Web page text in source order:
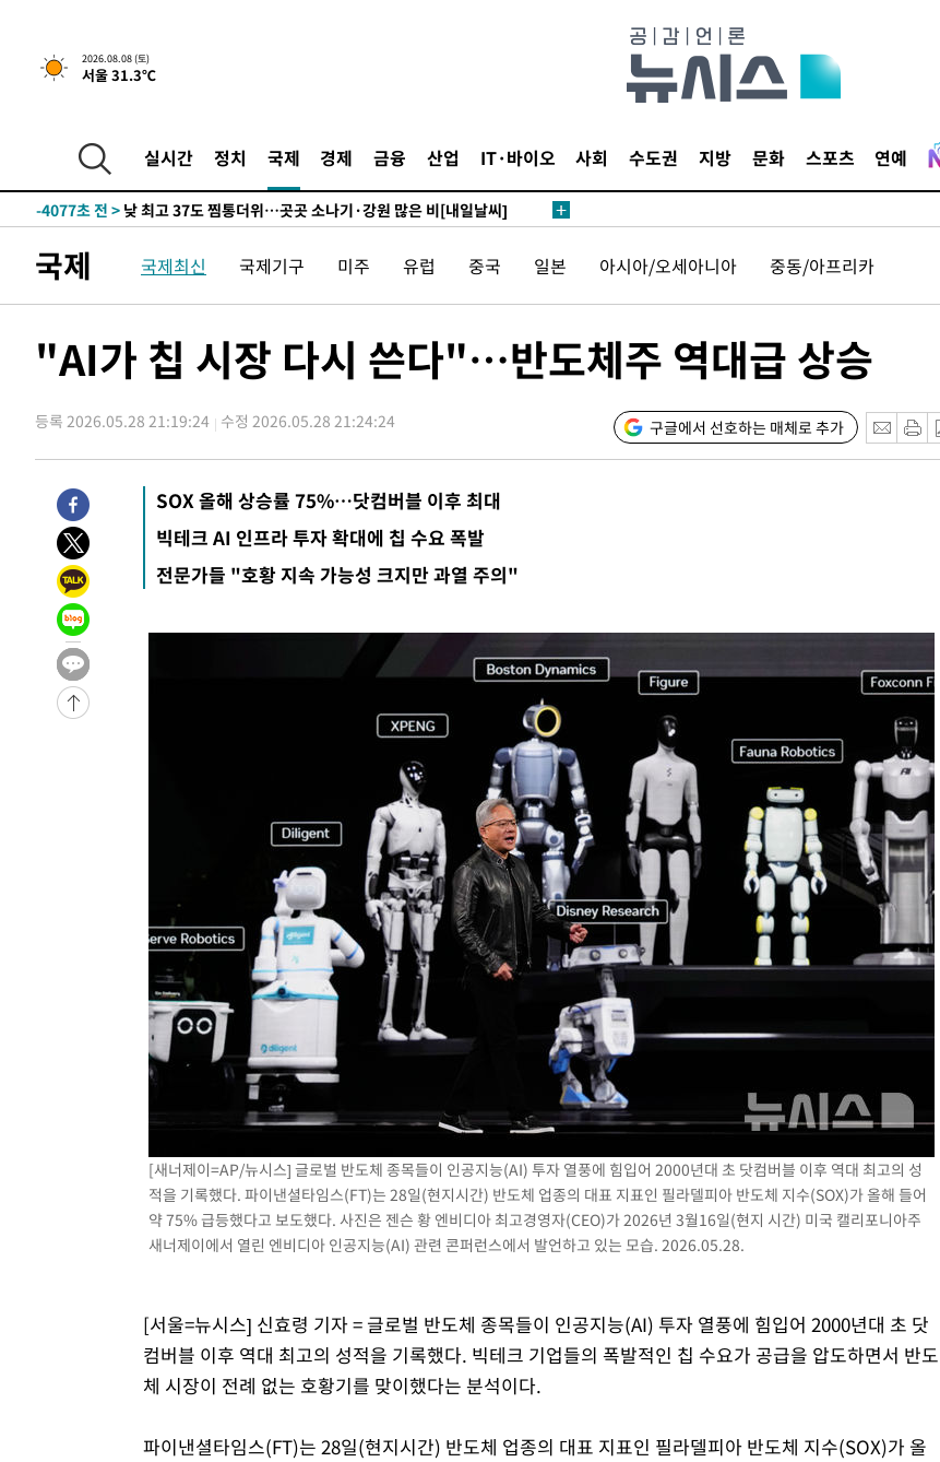
2026.08.08 (토)
서울 31.3℃
실시간 정치 국제 경제 금융 산업 IT·바이오 사회 수도권 지방 문화 스포츠 연예
실천"
-14611초 전 >이란, "오만과 '중앙 단일 루트' 합의…북쪽 인바운드·남쪽 아웃바
운드는 임시"
-6179초 전 >"낮 기온 소폭 하락"…수도권 폭염중대경보, 폭염경보로 하향
-6106초 전 >
[단독]중수청 지원 검사들, 정원 초과 시 낮은 계급 임용…희망지 못
-4077초 전 >
-2383초 전 > SK하이닉스, 용인·청주 팹에 54조 투자…"AI 메모리 수요 선제 대
25분 전 >
외국인 심판 성 접대 7경기 들여다보니…한국 축구 '5승 2무'
29분 전 >[속보]코스닥, 2.86포인트(0.36%) 내린 798.81마감
30분 전 >
[속보]원·달러 환율, 7.7원 내린 1416.1원 마감
1시간 전 >[속보]종합특검, '계엄 수용공간 확보' 신용해 前교정본부장 기소
1시간 전 >외신들도 주목한 韓축구 파문…"국민적 공분에 수사 재개"
1시간 전 >
11시간 압수수색에 성접대 파문까지…'쑥대밭' 된 축구협회
1시간 전 >
[속보]규제합리화위원회 부위원장에 김태유 서울대 공대 교수…이병태
후임
-23096초 전 >
이강인, 폭염 속 AT마드리드 첫 훈련…80명 식사 대접까지(종합)
-20235초 전 >
미 사업체 일자리, 7월에 2.3만개 순감하고 그 전 2개월 10.3만개
하향수정 (2보)
-19683초 전 >
-15546초 전 >
[속보]이 대통령 "부동산 공급 기존 사고방식 매달리지 말고 과감히
실천"
-14631초 전 >
이란, "오만과 '중앙 단일 루트' 합의…북쪽 인바운드·남쪽 아웃바
운드는 임시"
-6199초 전 >
[속보]이 대통령, '호우피해' 안동·의성 관할 4개 면 특별재난지역 선
[단독]중수청 지원 검사들, 정원 초과 시 낮은 계급 임용…희망지 못
낮 최고 37도 찜통더위…곳곳 소나기·강원 많은 비[내일날씨]
SK하이닉스, 용인·청주 팹에 54조 투자…"AI 메모리 수요 선제 대
여자배구 이재영·이다영 자매, 아제르바이잔 투란VC 입단
외국인 심판 성 접대 7경기 들여다보니…한국 축구 '5승 2무'
[속보]코스닥, 2.86포인트(0.36%) 내린 798.81마감
[속보]코스피, 6200선 약보합…0.60% 내린 6258.77에 마쳐
[속보]원·달러 환율, 7.7원 내린 1416.1원 마감
[속보] 노원서 40.1도 관측…서울, 2018년 이후 첫 40도
[속보]종합특검, '계엄 수용공간 확보' 신용해 前교정본부장 기소
외신들도 주목한 韓축구 파문…"국민적 공분에 수사 재개"
11시간 압수수색에 성접대 파문까지…'쑥대밭' 된 축구협회
[속보]규제합리화위원회 부위원장에 김태유 서울대 공대 교수…이병태
국제 국제최신 국제기구 미주 유럽 중국 일본 아시아/오세아니아 중동/아프리카
"AI가 칩 시장 다시 쓴다"…반도체주 역대급 상승
등록 2026.05.28 21:19:24 수정 2026.05.28 21:24:24 구글에서 선호하는 매체로 추가
SOX 올해 상승률 75%…닷컴버블 이후 최대
빅테크 AI 인프라 투자 확대에 칩 수요 폭발
전문가들 "호황 지속 가능성 크지만 과열 주의"
[새너제이=AP/뉴시스] 글로벌 반도체 종목들이 인공지능(AI) 투자 열풍에 힘입어 2000년대 초 닷컴버블 이후 역대 최고의 성
적을 기록했다. 파이낸셜타임스(FT)는 28일(현지시간) 반도체 업종의 대표 지표인 필라델피아 반도체 지수(SOX)가 올해 들어
약 75% 급등했다고 보도했다. 사진은 젠슨 황 엔비디아 최고경영자(CEO)가 2026년 3월16일(현지 시간) 미국 캘리포니아주
새너제이에서 열린 엔비디아 인공지능(AI) 관련 콘퍼런스에서 발언하고 있는 모습. 2026.05.28.
[서울=뉴시스] 신효령 기자 = 글로벌 반도체 종목들이 인공지능(AI) 투자 열풍에 힘입어 2000년대 초 닷
컴버블 이후 역대 최고의 성적을 기록했다. 빅테크 기업들의 폭발적인 칩 수요가 공급을 압도하면서 반도
체 시장이 전례 없는 호황기를 맞이했다는 분석이다.
파이낸셜타임스(FT)는 28일(현지시간) 반도체 업종의 대표 지표인 필라델피아 반도체 지수(SOX)가 올